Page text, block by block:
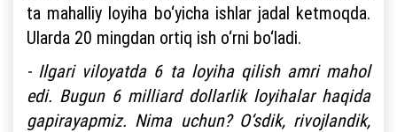
ta mahalliy loyiha bo‘yicha ishlar jadal ketmoqda.
Ularda 20 mingdan ortiq ish o‘rni bo‘ladi.
- Ilgari viloyatda 6 ta loyiha qilish amri mahol
edi. Bugun 6 milliard dollarlik loyihalar haqida
gapirayapmiz. Nima uchun? O‘sdik, rivojlandik,